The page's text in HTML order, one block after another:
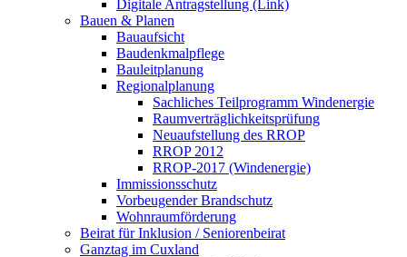
Digitale Antragstellung (Link)
Bauen & Planen
Bauaufsicht
Baudenkmalpflege
Bauleitplanung
Regionalplanung
Sachliches Teilprogramm Windenergie
Raumverträglichkeitsprüfung
Neuaufstellung des RROP
RROP 2012
RROP-2017 (Windenergie)
Immissionsschutz
Vorbeugender Brandschutz
Wohnraumförderung
Beirat für Inklusion / Seniorenbeirat
Ganztag im Cuxland